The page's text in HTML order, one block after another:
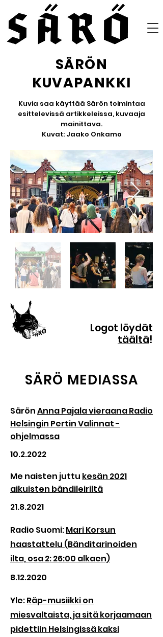
SÄRÖN
KUVAPANKKI
Kuvia saa käyttää Särön toimintaa
esittelevissä artikkeleissa, kuvaaja
mainittava.
Kuvat: Jaako Onkamo
Logot löydät
täältä!
SÄRÖ MEDIASSA
SärönAnna Pajala vieraana Radio
Helsingin Pertin Valinnat -
ohjelmassa
10.2.2022
Me naisten juttu kesän 2021
aikuisten bändileiriltä
21.8.2021
Radio Suomi:Mari Korsun
haastattelu (Bänditarinoiden
ilta, osa 2: 26:00 alkaen)
8.12.2020
Yle:Räp-musiikki on
miesvaltaista, ja sitä korjaamaan
pidettiin Helsingissä kaksi